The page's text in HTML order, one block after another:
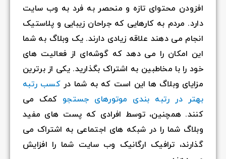
افزودن محتوای تازه و منحصر به فرد به وب سایت
دارد. مردم به کارهایی که جراحان زیبایی و پلاستیک
انجام می دهند علاقه زیادی دارند. یک وبلاگ به شما
این امکان را می دهد که گوشه‌ای از فعالیت های
خود را با مخاطبین به اشتراک بگذارید. یکی از برترین
مزایای وبلاگ ها این است که به شما در کسب رتبه
بهتر در رتبه بندی موتورهای جستجوکمک می
کنند. همچنین، توسط افرادی که پست های مفید
وبلاگ شما را در شبکه های اجتماعی به اشتراک می
گذارند، ترافیک ارگانیک وب سایت شما را افزایش